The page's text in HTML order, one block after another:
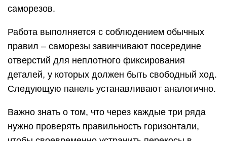
саморезов.
Работа выполняется с соблюдением обычных
правил – саморезы завинчивают посередине
отверстий для неплотного фиксирования
деталей, у которых должен быть свободный ход.
Следующую панель устанавливают аналогично.
Важно знать о том, что через каждые три ряда
нужно проверять правильность горизонтали,